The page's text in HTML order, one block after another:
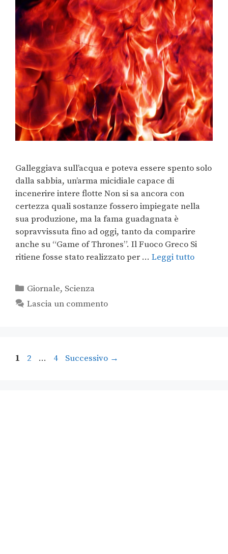
Galleggiava sull’acqua e poteva essere spento solo
dalla sabbia, un’arma micidiale capace di
incenerire intere flotte Non si sa ancora con
certezza quali sostanze fossero impiegate nella
sua produzione, ma la fama guadagnata è
sopravvissuta fino ad oggi, tanto da comparire
anche su “Game of Thrones”. Il Fuoco Greco Si
ritiene fosse stato realizzato per … Leggi tutto
Giornale, Scienza
Lascia un commento
1 2 … 4 Successivo →